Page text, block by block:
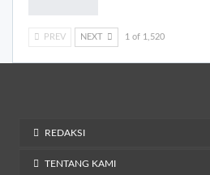
PREV NEXT 1 of 1,520
REDAKSI
TENTANG KAMI